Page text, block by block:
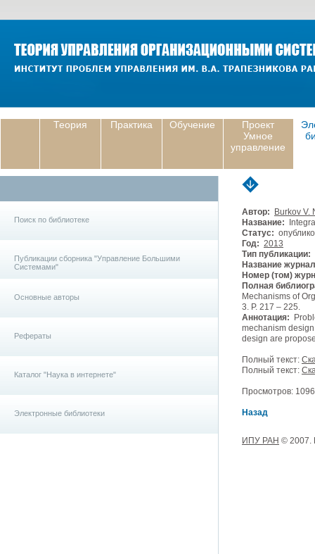
Теория Практика Обучение
Проект
Умное
управление
Поиск по библиотеке
Публикации сборника "Управление Большими
Системами"
Основные авторы
Рефераты
Каталог "Наука в интернете"
Электронные библиотеки
Автор:
Burkov V.
Название:
Статус:
Год: 2013
Тип публикации:
Название
Номер (том)
Полная
Mechanisms of
3. P. 217 – 225.
Аннотация:
mechanism
design are
Полный текст:
Полный текст:
Просмотров:
Назад
ИПУ РАН © 2007.